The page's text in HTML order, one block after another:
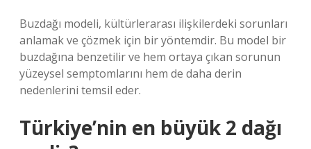
Buzdağı modeli, kültürlerarası ilişkilerdeki sorunları
anlamak ve çözmek için bir yöntemdir. Bu model bir
buzdağına benzetilir ve hem ortaya çıkan sorunun
yüzeysel semptomlarını hem de daha derin
nedenlerini temsil eder.
Türkiye’nin en büyük 2 dağı